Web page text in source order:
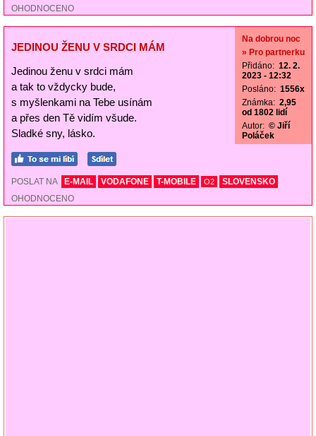
OHODNOCENO
JEDINOU ŽENU V SRDCI MÁM
Jedinou ženu v srdci mám
a tak to vždycky bude,
s myšlenkami na Tebe usínám
a přes den Tě vidím všude.
Sladké sny, lásko.
Na dobrou noc
» Pro partnerku
Přidáno: 12. 2.
2023 - 12:32
Posláno: 1556x
Známka: 2,95
od 1802 lidí
Autor: © Jiří
Poláček
POSLAT NA E-MAIL VODAFONE T-MOBILE O2
SLOVENSKO
OHODNOCENO